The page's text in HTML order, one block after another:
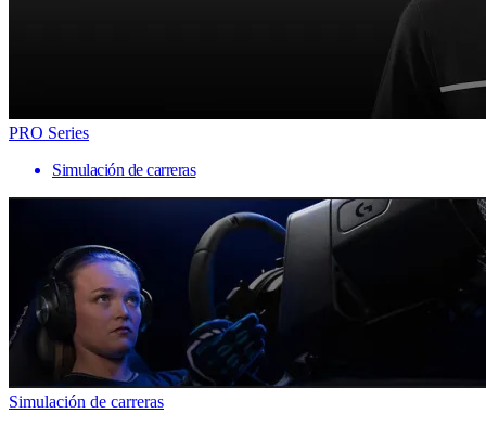
PRO Series
Simulación de carreras
Simulación de carreras